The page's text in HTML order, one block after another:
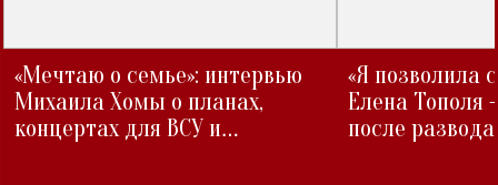
«Мечтаю о семье»: интервью
Михаила Хомы о планах,
концертах для ВСУ и
«Я позволила
Елена Тополя
после развода